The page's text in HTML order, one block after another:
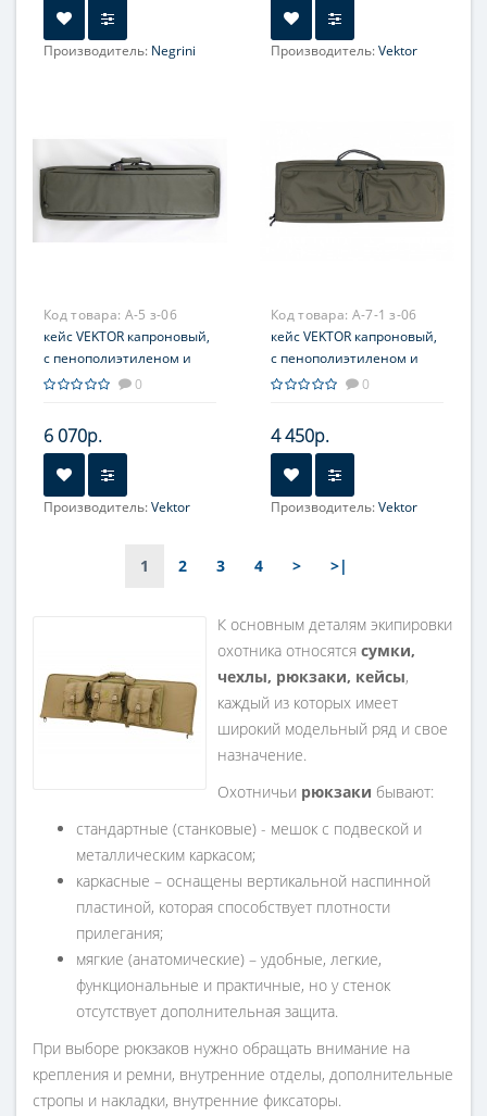
Производитель: Negrini
магазины, чёрный
Производитель:Vektor
Код товара: А-5 з-06
кейс VEKTOR капроновый,
с пенополиэтиленом и
креплением оружия
лямками, зеленый
0
6 070р.
Производитель:Vektor
Код товара: А-7-1 з-06
кейс VEKTOR капроновый,
с пенополиэтиленом и
креплением оружия
под магазины
0
4 450р.
Производитель:Vektor
1 2 3 4 > >|
К основным деталям экипировки
охотника относятся сумки,
чехлы, рюкзаки, кейсы,
каждый из которых имеет
широкий модельный ряд и свое
назначение.
Охотничьи рюкзаки бывают:
стандартные (станковые) - мешок с подвеской и
металлическим каркасом;
каркасные – оснащены вертикальной наспинной
пластиной, которая способствует плотности
прилегания;
мягкие (анатомические) – удобные, легкие,
функциональные и практичные, но у стенок
отсутствует дополнительная защита.
При выборе рюкзаков нужно обращать внимание на
крепления и ремни, внутренние отделы, дополнительные
стропы и накладки, внутренние фиксаторы.